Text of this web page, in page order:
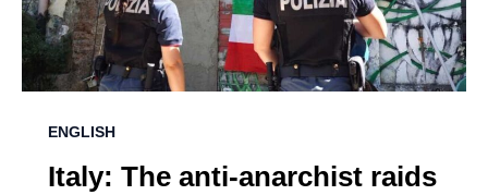
ENGLISH
Italy: The anti-anarchist raids